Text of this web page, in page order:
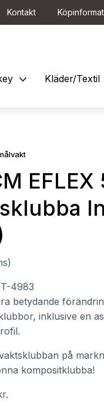
Kontakt
expand_more Kläder/Textil
4983
betydande
inklusive en
på
kompositklubba!